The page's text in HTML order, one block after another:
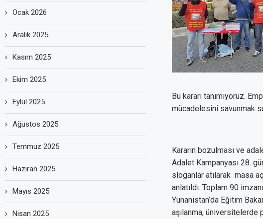
Bu kararı tanımıyoruz.
mücadelesini savunmak
Kararın bozulması ve
Adalet Kampanyası 28.
sloganlar atılarak masa
anlatıldı. Toplam 90
Yunanistan’da Eğitim
aşılanma, üniversitelerde
Ocak 2026
Aralık 2025
Kasım 2025
Ekim 2025
Eylül 2025
Ağustos 2025
Temmuz 2025
Haziran 2025
Mayıs 2025
Nisan 2025